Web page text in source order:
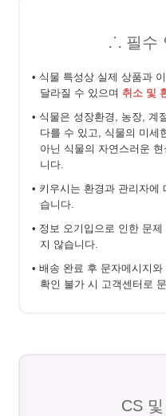
⸫ 필수
• 식물 특성상 실제 상품과
달라질 수 있으며 취소 및
• 식물은 성장환경, 농장, 계
다를 수 있고, 식물의 미세
아닌 식물의 자연스러운
니다.
• 키우시는 환경과 관리자에
습니다.
• 정보 오기입으로 인한 문
지 않습니다.
• 배송 완료 후 문자메시지
확인 불가 시 고객센터로
CS